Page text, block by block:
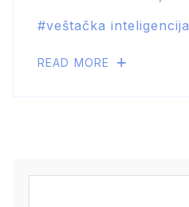
veštačka inteligencija
READ MORE